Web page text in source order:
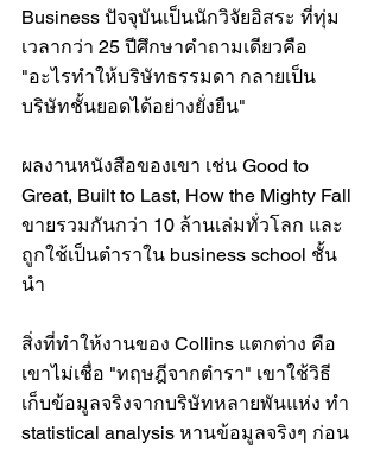
Business ปัจจุบันเป็นนักวิจัยอิสระ ที่ทุ่ม
เวลากว่า 25 ปีศึกษาคำถามเดียวคือ
"อะไรทำให้บริษัทธรรมดา กลายเป็น
บริษัทชั้นยอดได้อย่างยั่งยืน"
ผลงานหนังสือของเขา เช่น Good to
Great, Built to Last, How the Mighty Fall
ขายรวมกันกว่า 10 ล้านเล่มทั่วโลก และ
ถูกใช้เป็นตำราใน business school ชั้น
นำ
สิ่งที่ทำให้งานของ Collins แตกต่าง คือ
เขาไม่เชื่อ "ทฤษฎีจากตำรา" เขาใช้วิธี
เก็บข้อมูลจริงจากบริษัทหลายพันแห่ง ทำ
statistical analysis หานข้อมูลจริงๆ ก่อน